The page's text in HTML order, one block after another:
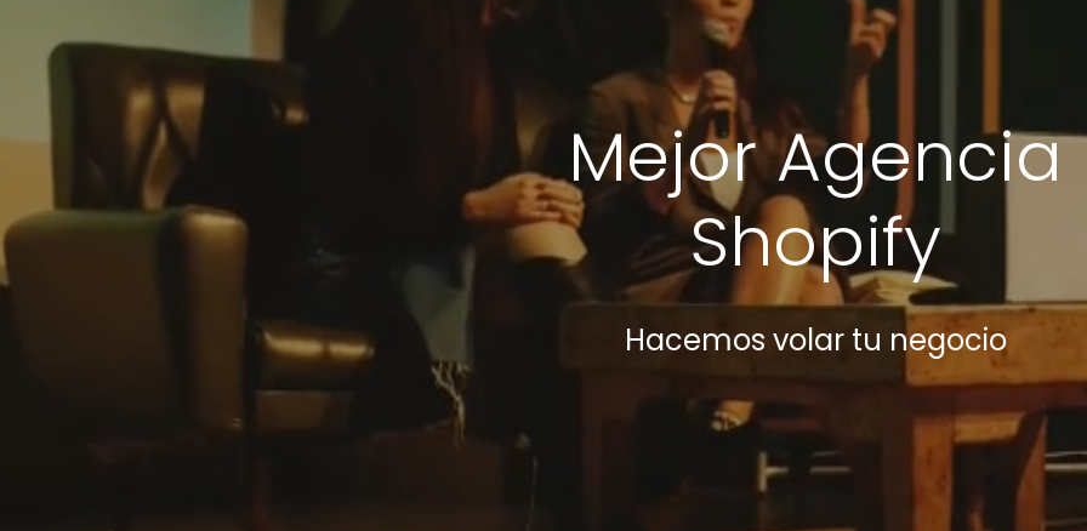
Mejor Agencia
Shopify
Hacemos volar tu negocio